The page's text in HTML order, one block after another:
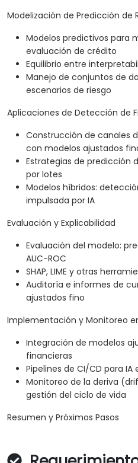
Modelización de Predicción de
Modelos predictivos para
evaluación de crédito
Equilibrio entre
Manejo de conjuntos de
escenarios de riesgo
Aplicaciones de Detección de
Construcción de canales
con modelos ajustados
Estrategias de predicción
por lotes
Modelos híbridos:
impulsada por IA
Evaluación y Explicabilidad
Evaluación del modelo:
AUC-ROC
SHAP, LIME y otras
Auditoría e informes de
ajustados fino
Implementación y Monitoreo
Integración de modelos
financieras
Pipelines de CI/CD para
Monitoreo de la deriva
gestión del ciclo de vida
Resumen y Próximos Pasos